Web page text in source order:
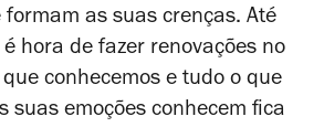
as suas crenças. Até
hora de fazer renovações no
conhecemos e tudo o que
suas emoções conhecem fica